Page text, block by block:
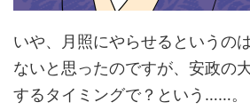
いや、月照にやらせるというの
ないと思ったのですが、安政の
するタイミングで？という……。